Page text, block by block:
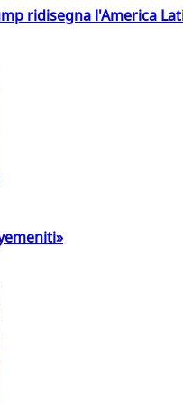
ridisegna l'America